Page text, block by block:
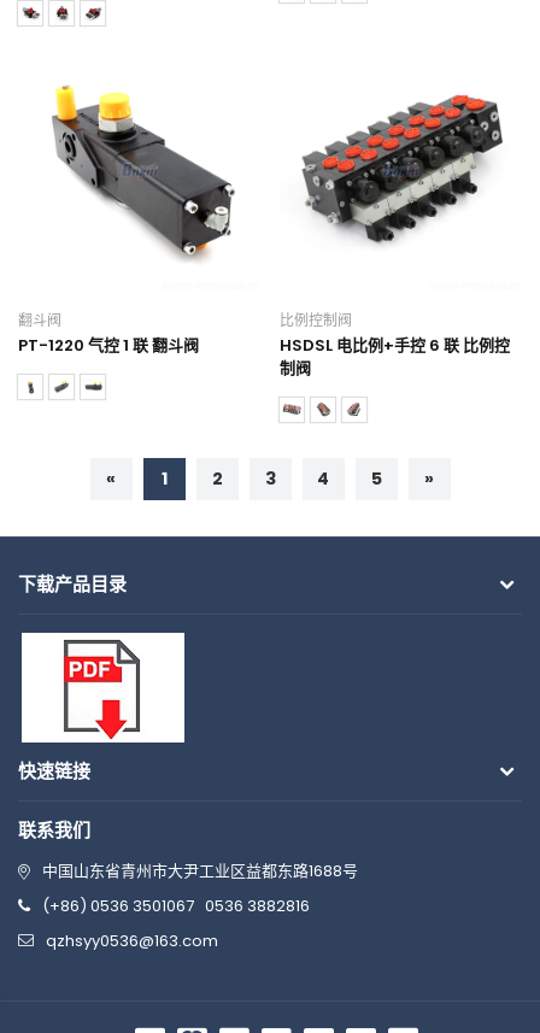
翻斗阀
PT-1220 气控 1 联 翻斗阀
比例控制阀
HSDSL 电比例+手控 6 联 比例控
制阀
« 1 2 3 4 5 »
下载产品目录
快速链接
联系我们
中国山东省青州市大尹工业区益都东路1688号
(+86) 0536 3501067 0536 3882816
qzhsyy0536@163.com